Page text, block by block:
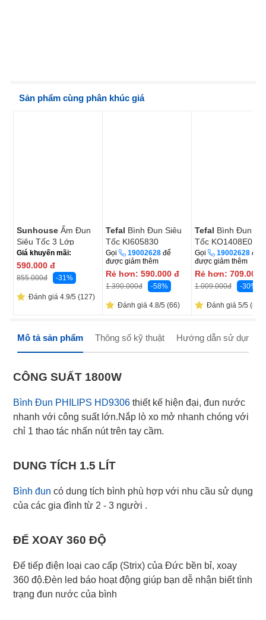
Sản phẩm cùng phân khúc giá
Sunhouse Ấm Đun
Siêu Tốc 3 Lớp
SHD1389 1.8 Lít
Giá khuyến mãi:
590.000 đ
855.000đ -31%
Đánh giá 4.9/5 (127)
Tefal Bình Đun Siêu
Tốc KI605830
Gọi 19002628 để
được giảm thêm
Rẻ hơn: 590.000 đ
1.390.000đ -58%
Đánh giá 4.8/5 (66)
Tefal Bình Đun
Tốc KO1408E0 1.5
Lít
Gọi 19002628 để
được giảm thêm
Rẻ hơn: 709.000
1.009.000đ -30%
Đánh giá 5/5 (49)
Mô tả sản phẩm Thông số kỹ thuật Hướng dẫn sử dụng
CÔNG SUẤT 1800W
Bình Đun PHILIPS HD9306 thiết kế hiện đại, đun nước
nhanh với công suất lớn.Nắp lò xo mở nhanh chóng với
chỉ 1 thao tác nhấn nút trên tay cầm.
DUNG TÍCH 1.5 LÍT
Bình đun có dung tích bình phù hợp với nhu cầu sử dụng
của các gia đình từ 2 - 3 người .
ĐẾ XOAY 360 ĐỘ
Đế tiếp điện loại cao cấp (Strix) của Đức bền bỉ, xoay
360 độ.Đèn led báo hoạt động giúp bạn dễ nhận biết tình
trạng đun nước của bình